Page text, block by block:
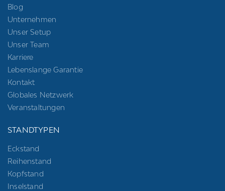
Blog
Unternehmen
Unser Setup
Unser Team
Karriere
Lebenslange Garantie
Kontakt
Globales Netzwerk
Veranstaltungen
STANDTYPEN
Eckstand
Reihenstand
Kopfstand
Inselstand